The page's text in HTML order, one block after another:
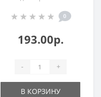
0
193.00р.
- +
В КОРЗИНУ